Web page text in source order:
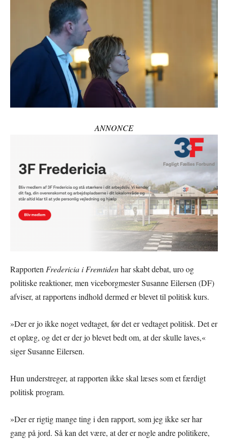
ANNONCE
RapportenFredericia i Fremtidenhar skabt debat, uro og
politiske reaktioner, men viceborgmester Susanne Eilersen (DF)
afviser, at rapportens indhold dermed er blevet til politisk kurs.
»Der er jo ikke noget vedtaget, før det er vedtaget politisk. Det er
et oplæg, og det er der jo blevet bedt om, at der skulle laves,«
siger Susanne Eilersen.
Hun understreger, at rapporten ikke skal læses som et færdigt
politisk program.
»Der er rigtig mange ting i den rapport, som jeg ikke ser har
gang på jord. Så kan det være, at der er nogle andre politikere,